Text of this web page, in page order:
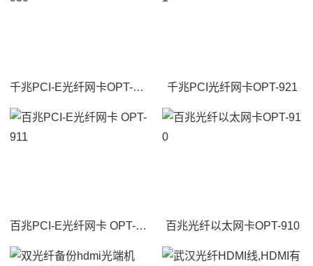
千兆PCI-E光纤网卡OPT-930 千兆PCI光纤网卡OPT-921
百兆PCI-E光纤网卡 OPT-911 百兆光纤以太网卡OPT-910